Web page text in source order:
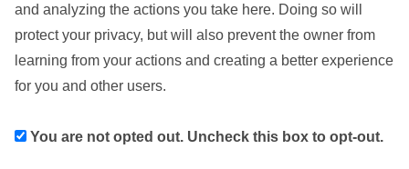
and analyzing the actions you take here. Doing so will
protect your privacy, but will also prevent the owner from
learning from your actions and creating a better experience
for you and other users.
You are not opted out. Uncheck this box to opt-out.